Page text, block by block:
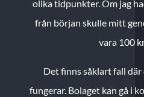
olika tidpunkter. Om jag
från början skulle mitt
vara 100
Det finns såklart fall
fungerar. Bolaget kan gå i